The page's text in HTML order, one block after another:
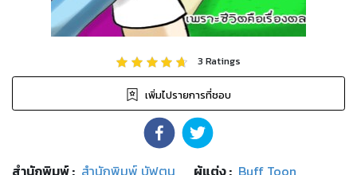
3 Ratings
เพิ่มไปรายการที่ชอบ
สำนักพิมพ์: สำนักพิมพ์ บัฟตูน ผู้แต่ง : Buff Toon